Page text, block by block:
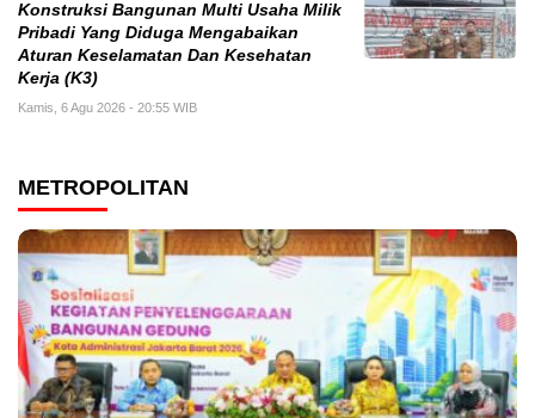
Konstruksi Bangunan Multi Usaha Milik
Pribadi Yang Diduga Mengabaikan
Aturan Keselamatan Dan Kesehatan
Kerja (K3)
Kamis, 6 Agu 2026 - 20:55 WIB
METROPOLITAN